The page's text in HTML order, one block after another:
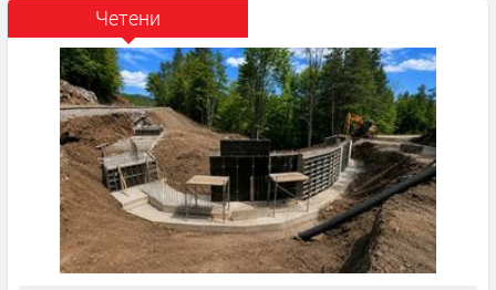
Четени